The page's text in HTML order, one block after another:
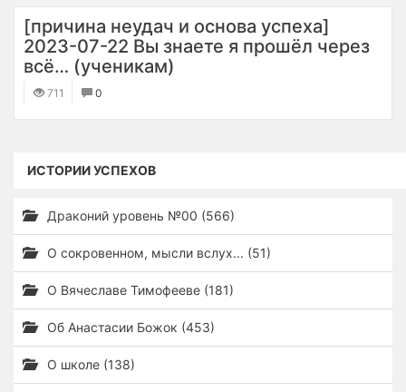
[причина неудач и основа успеха]
2023-07-22 Вы знаете я прошёл через
всё… (ученикам)
711 0
ИСТОРИИ УСПЕХОВ
Драконий уровень №00 (566)
О сокровенном, мысли вслух... (51)
О Вячеславе Тимофееве (181)
Об Анастасии Божок (453)
О школе (138)